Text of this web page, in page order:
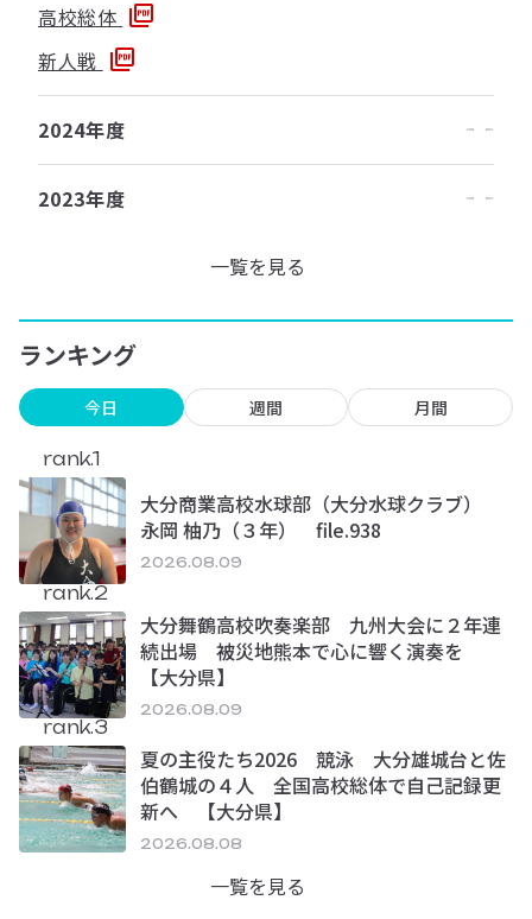
高校総体
新人戦
2024年度
2023年度
一覧を見る
ランキング
今日 週間 月間
rank.1
大分商業高校水球部（大分水球クラブ）
永岡 柚乃（３年） file.938
2026.08.09
rank.2
大分舞鶴高校吹奏楽部 九州大会に２年連
続出場 被災地熊本で心に響く演奏を
【大分県】
2026.08.09
rank.3
夏の主役たち2026 競泳 大分雄城台と佐
伯鶴城の４人 全国高校総体で自己記録更
新へ 【大分県】
2026.08.08
一覧を見る